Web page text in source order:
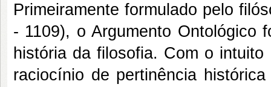
Primeiramente formulado pelo
- 1109), o Argumento Ontológico
história da filosofia. Com o
raciocínio de pertinência